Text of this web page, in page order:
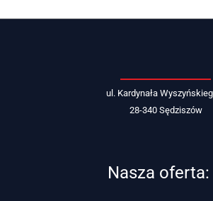
ul. Kardynała
28-340 Sędziszów
Nasza oferta: